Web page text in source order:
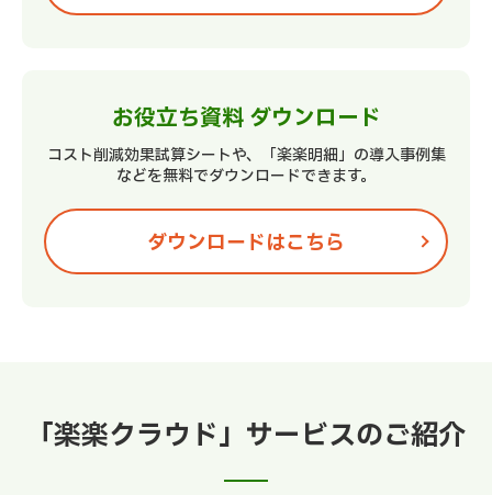
お役立ち資料ダウンロード
コスト削減効果試算シートや、
「楽楽明細」の導入事例集
などを無料でダウンロードできます。
ダウンロードはこちら
「楽楽クラウド」サービスのご紹介